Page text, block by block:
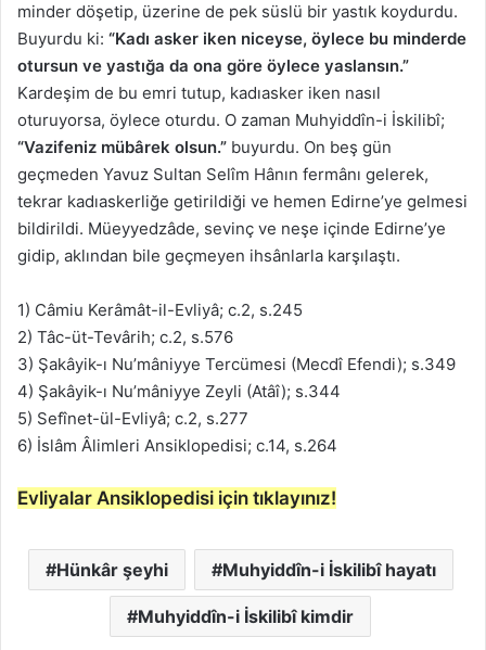
minder döşetip, üzerine de pek süslü bir yastık koydurdu.
Buyurdu ki: “Kadı asker iken niceyse, öylece bu minderde
otursun ve yastığa da ona göre öylece yaslansın.”
Kardeşim de bu emri tutup, kadıasker iken nasıl
oturuyorsa, öylece oturdu. O zaman Muhyiddîn-i İskilibî;
“Vazifeniz mübârek olsun.” buyurdu. On beş gün
geçmeden Yavuz Sultan Selîm Hânın fermânı gelerek,
tekrar kadıaskerliğe getirildiği ve hemen Edirne’ye gelmesi
bildirildi. Müeyyedzâde, sevinç ve neşe içinde Edirne’ye
gidip, aklından bile geçmeyen ihsânlarla karşılaştı.
1) Câmiu Kerâmât-il-Evliyâ; c.2, s.245
2) Tâc-üt-Tevârih; c.2, s.576
3) Şakâyik-ı Nu’mâniyye Tercümesi (Mecdî Efendi); s.349
4) Şakâyik-ı Nu’mâniyye Zeyli (Atâî); s.344
5) Sefînet-ül-Evliyâ; c.2, s.277
6) İslâm Âlimleri Ansiklopedisi; c.14, s.264
Evliyalar Ansiklopedisi için tıklayınız!
Hünkâr şeyhi Muhyiddîn-i İskilibî hayatı
Muhyiddîn-i İskilibî kimdir